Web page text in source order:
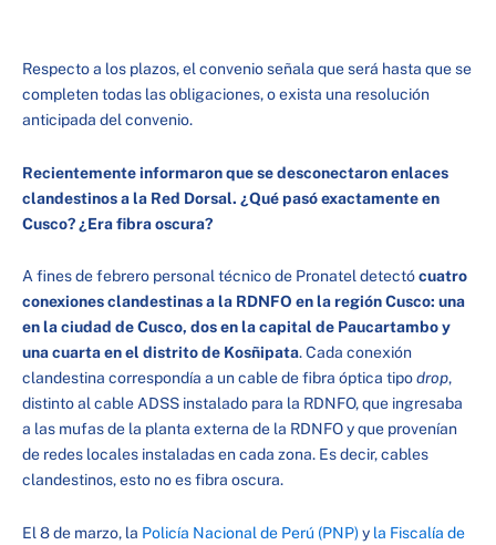
Respecto a los plazos, el convenio señala que será hasta que se
completen todas las obligaciones, o exista una resolución
anticipada del convenio.
Recientemente informaron que se desconectaron enlaces
clandestinos a la Red Dorsal. ¿Qué pasó exactamente en
Cusco? ¿Era fibra oscura?
A fines de febrero personal técnico de Pronatel detectócuatro
conexiones clandestinas a la RDNFO en la región Cusco: una
en la ciudad de Cusco, dos en la capital de Paucartambo y
una cuarta en el distrito de Kosñipata. Cada conexión
clandestina correspondía a un cable de fibra óptica tipodrop,
distinto al cable ADSS instalado para la RDNFO, que ingresaba
a las mufas de la planta externa de la RDNFO y que provenían
de redes locales instaladas en cada zona. Es decir, cables
clandestinos, esto no es fibra oscura.
El 8 de marzo, la Policía Nacional de Perú (PNP)y la Fiscalía de